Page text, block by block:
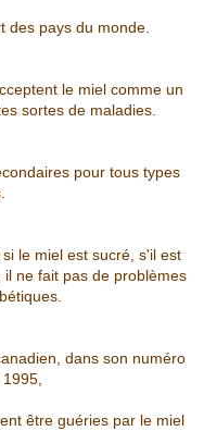
des pays du monde.
le miel comme un
sortes de maladies.
pour tous types
le miel est sucré, s'il est
ne fait pas de problèmes
dans son numéro
être guéries par le miel